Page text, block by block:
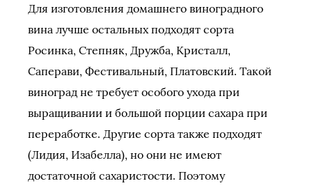
Для изготовления домашнего виноградного
вина лучше остальных подходят сорта
Росинка, Степняк, Дружба, Кристалл,
Саперави, Фестивальный, Платовский. Такой
виноград не требует особого ухода при
выращивании и большой порции сахара при
переработке. Другие сорта также подходят
(Лидия, Изабелла), но они не имеют
достаточной сахаристости. Поэтому